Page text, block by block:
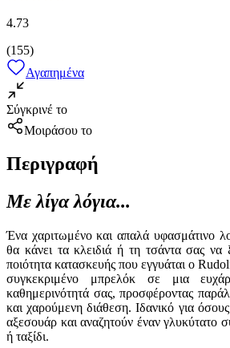
4.73
(155)
Αγαπημένα
Σύγκρινέ το
Μοιράσου το
Περιγραφή
Με λίγα λόγια...
Ένα χαριτωμένο και απαλά υφασμάτινο
θα κάνει τα κλειδιά ή τη τσάντα σας
ποιότητα κατασκευής που εγγυάται ο
συγκεκριμένο μπρελόκ σε μια
καθημερινότητά σας, προσφέροντας
και χαρούμενη διάθεση. Ιδανικό για
αξεσουάρ και αναζητούν έναν γλυκύτατο
ή ταξίδι.